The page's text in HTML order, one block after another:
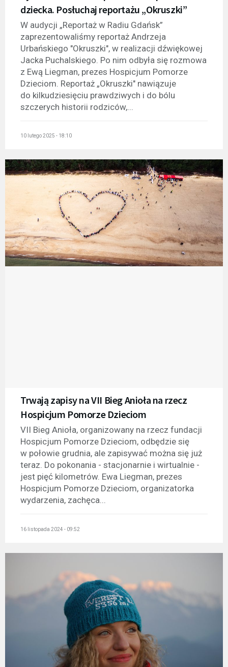
dziecka. Posłuchaj reportażu „Okruszki”
W audycji „Reportaż w Radiu Gdańsk”
zaprezentowaliśmy reportaż Andrzeja
Urbańskiego "Okruszki", w realizacji dźwiękowej
Jacka Puchalskiego. Po nim odbyła się rozmowa
z Ewą Liegman, prezes Hospicjum Pomorze
Dzieciom. Reportaż „Okruszki" nawiązuje
do kilkudziesięciu prawdziwych i do bólu
szczerych historii rodziców,...
10 lutego 2025 - 18:10
Trwają zapisy na VII Bieg Anioła na rzecz
Hospicjum Pomorze Dzieciom
VII Bieg Anioła, organizowany na rzecz fundacji
Hospicjum Pomorze Dzieciom, odbędzie się
w połowie grudnia, ale zapisywać można się już
teraz. Do pokonania - stacjonarnie i wirtualnie -
jest pięć kilometrów. Ewa Liegman, prezes
Hospicjum Pomorze Dzieciom, organizatorka
wydarzenia, zachęca...
16 listopada 2024 - 09:52